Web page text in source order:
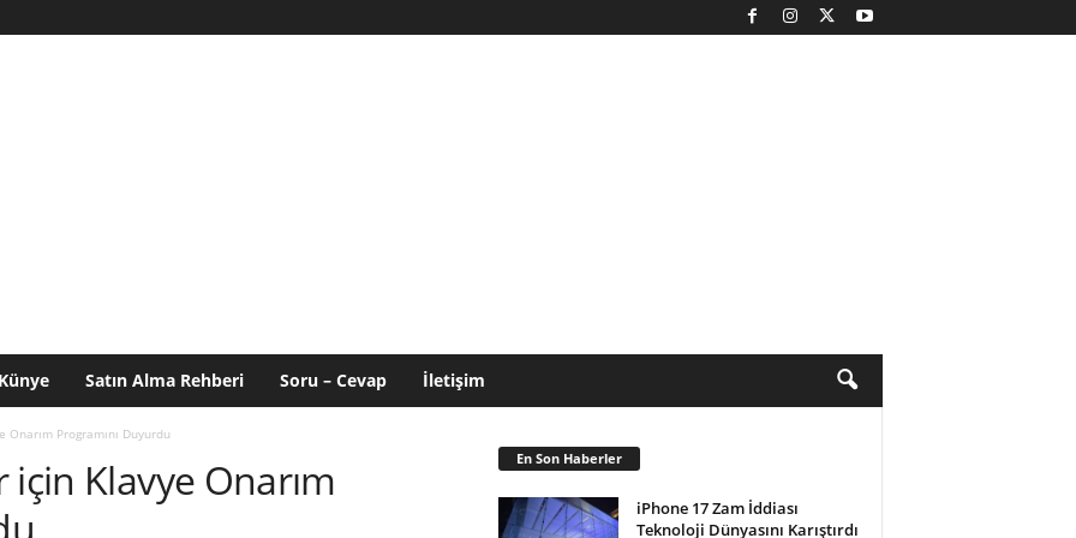
Künye Satın Alma Rehberi Soru – Cevap İletişim
Onarım Programını Duyurdu
için Klavye Onarım
En Son Haberler
iPhone 17 Zam İddiası
Teknoloji Dünyasını Karıştırdı